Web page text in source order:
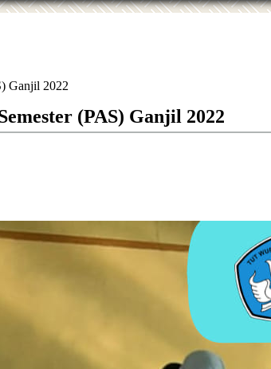
Ganjil 2022
(PAS) Ganjil 2022